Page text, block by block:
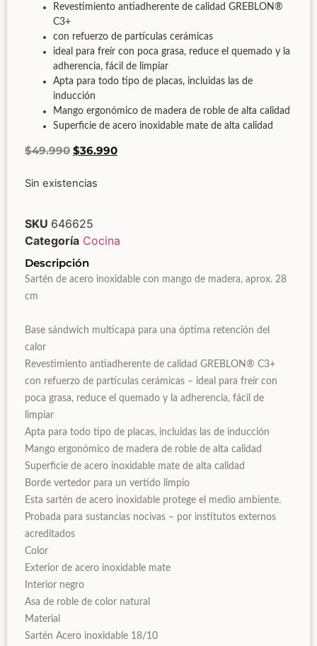
Revestimiento antiadherente de calidad GREBLON®
C3+
con refuerzo de partículas cerámicas
ideal para freír con poca grasa, reduce el quemado y la
adherencia, fácil de limpiar
Apta para todo tipo de placas, incluidas las de
inducción
Mango ergonómico de madera de roble de alta calidad
Superficie de acero inoxidable mate de alta calidad
$49.990 $36.990
Sin existencias
SKU 646625
Categoría Cocina
Descripción
Sartén de acero inoxidable con mango de madera, aprox. 28
cm
Base sándwich multicapa para una óptima retención del
calor
Revestimiento antiadherente de calidad GREBLON® C3+
con refuerzo de partículas cerámicas – ideal para freír con
poca grasa, reduce el quemado y la adherencia, fácil de
limpiar
Apta para todo tipo de placas, incluidas las de inducción
Mango ergonómico de madera de roble de alta calidad
Superficie de acero inoxidable mate de alta calidad
Borde vertedor para un vertido limpio
Esta sartén de acero inoxidable protege el medio ambiente.
Probada para sustancias nocivas – por institutos externos
acreditados
Color
Exterior de acero inoxidable mate
Interior negro
Asa de roble de color natural
Material
Sartén Acero inoxidable 18/10